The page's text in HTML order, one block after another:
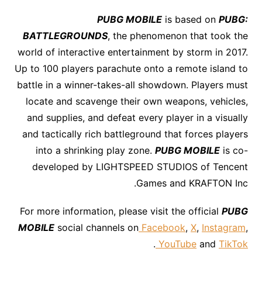
PUBG MOBILE is based onPUBG:
BATTLEGROUNDS, the phenomenon that took the
world of interactive entertainment by storm in 2017.
Up to 100 players parachute onto a remote island to
battle in a winner-takes-all showdown. Players must
locate and scavenge their own weapons, vehicles,
and supplies, and defeat every player in a visually
and tactically rich battleground that forces players
into a shrinking play zone.PUBG MOBILE is co-
developed by LIGHTSPEED STUDIOS of Tencent
Games and KRAFTON Inc.
For more information, please visit the officialPUBG
MOBILE social channels on Facebook,X, Instagram,
YouTube andTikTok
.